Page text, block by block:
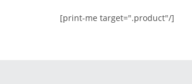
[print-me target=".product"/]